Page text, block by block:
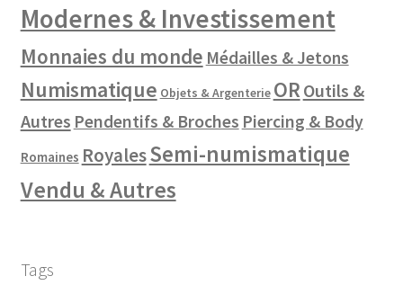
Modernes & Investissement
Monnaies du monde Médailles & Jetons
Numismatique Objets & Argenterie OR Outils &
Autres Pendentifs & Broches Piercing & Body
Romaines RoyalesSemi-numismatique
Vendu & Autres
Tags